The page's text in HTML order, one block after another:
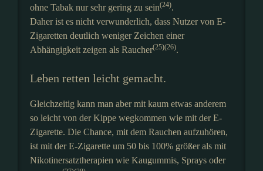
ohne Tabak nur sehr gering zu sein(24).
Daher ist es nicht verwunderlich, dass Nutzer von E-
Zigaretten deutlich weniger Zeichen einer
Abhängigkeit zeigen als Raucher(25)(26).
Leben retten leicht gemacht.
Gleichzeitig kann man aber mit kaum etwas anderem
so leicht von der Kippe wegkommen wie mit der E-
Zigarette. Die Chance, mit dem Rauchen aufzuhören,
ist mit der E-Zigarette um 50 bis 100% größer als mit
Nikotinersatztherapien wie Kaugummis, Sprays oder